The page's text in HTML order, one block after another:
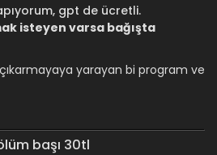
gpt de ücretli.
isteyen varsa bağışta
yarayan bi program ve
başı 30tl